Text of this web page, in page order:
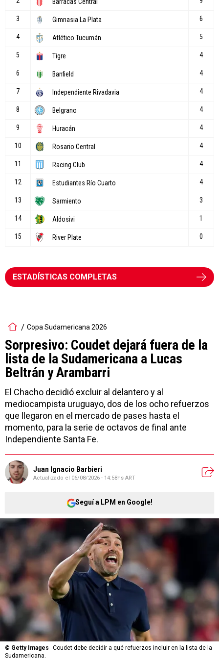
ESTADÍSTICAS COMPLETAS
Copa Sudamericana 2026
Sorpresivo: Coudet dejará fuera de la
lista de la Sudamericana a Lucas
Beltrán y Arambarri
El Chacho decidió excluir al delantero y al
mediocampista uruguayo, dos de los ocho refuerzos
que llegaron en el mercado de pases hasta el
momento, para la serie de octavos de final ante
Independiente Santa Fe.
Juan Ignacio Barbieri
Actualizado el 06/08/2026 - 14:58hs ART
Seguí a LPM en Google!
© Getty Images
Coudet debe decidir a qué refuerzos incluir en la lista de la
Sudamericana.